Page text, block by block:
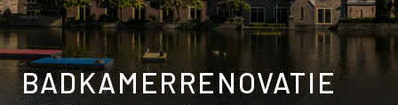
BADKAMERRENOVATIE